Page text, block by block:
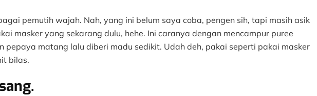
pemutih wajah. Nah, yang ini belum saya coba, pengen sih, tapi masih asik
masker yang sekarang dulu, hehe. Ini caranya dengan mencampur puree
pepaya matang lalu diberi madu sedikit. Udah deh, pakai seperti pakai masker
bilas.